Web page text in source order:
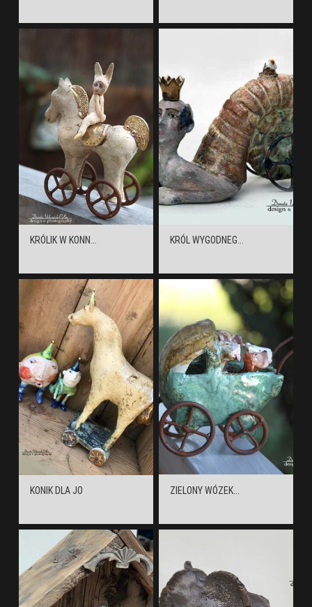
KRÓLIK W KONN... KRÓL WYGODNEG...
KONIK DLA JO ZIELONY WÓZEK...